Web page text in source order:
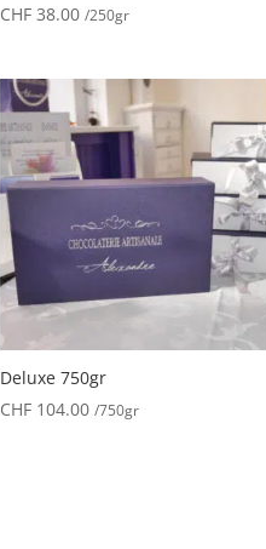
CHF38.00 /250gr
Deluxe 750gr
CHF104.00 /750gr